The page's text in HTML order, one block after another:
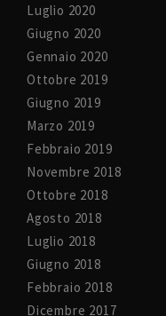
Luglio 2020
Giugno 2020
Gennaio 2020
Ottobre 2019
Giugno 2019
Marzo 2019
Febbraio 2019
Novembre 2018
Ottobre 2018
Agosto 2018
Luglio 2018
Giugno 2018
Febbraio 2018
Dicembre 2017